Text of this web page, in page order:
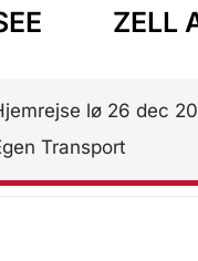
ZELL
lø 26 dec
Transport